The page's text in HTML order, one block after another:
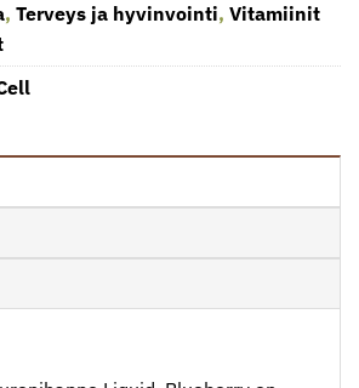
, Terveys ja hyvinvointi, Vitamiinit